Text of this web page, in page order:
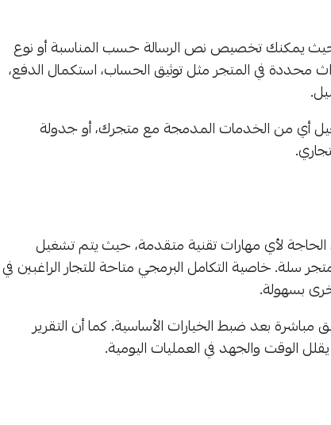
حيث يمكنك تخصيص نص الرسالة حسب المناسبة أو نوع
محددة في المتجر مثل توثيق الحساب، استكمال الدفع،
أي من الخدمات المدمجة مع متجرك، أو جدولة
الحاجة لأي مهارات تقنية متقدمة، حيث يتم تشغيل
سلة. خاصية التكامل البرمجي متاحة للتجار الراغبين في
بسهولة.
مباشرة بعد ضبط الخيارات الأساسية. كما أن التقرير
الوقت والجهد في العمليات اليومية.